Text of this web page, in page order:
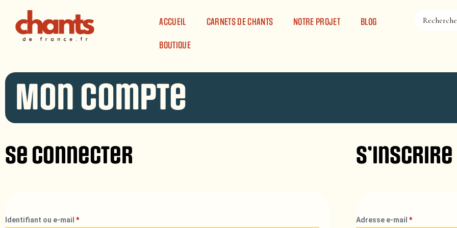
ACCUEIL
CARNETS DE CHANTS NOTRE PROJET BLOG
BOUTIQUE
Mon compte
Se connecter
Identifiant ou e-mail *
S’inscrire
Adresse e-mail*